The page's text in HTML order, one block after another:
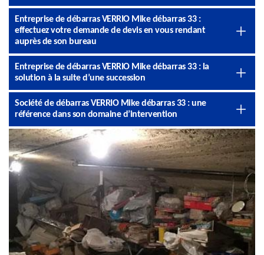
Entreprise de débarras VERRIO Mike débarras 33 :
effectuez votre demande de devis en vous rendant
auprès de son bureau
Entreprise de débarras VERRIO Mike débarras 33 : la
solution à la suite d’une succession
Société de débarras VERRIO Mike débarras 33 : une
référence dans son domaine d’intervention